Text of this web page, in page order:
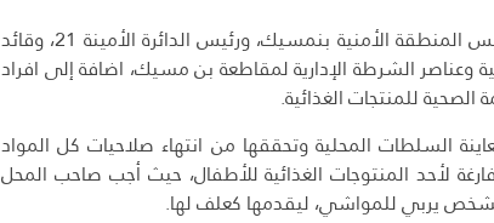
وأضاف نفس المصدر أنه انتقل إلى عين المكان رئيس المنطقة الأمنية بنمسيك، ورئيس الدائرة الأمينة 21، وقائد
والعلمية وعناصر الشرطة الإدارية لمقاطعة بن مسيك، اضافة إلى افراد
للمنتجات الغذائية.
المحلية وتحققها من انتهاء صلاحيات كل المواد
لأحد المنتوجات الغذائية للأطفال، حيث أجب صاحب المحل
يربي للمواشي، ليقدمها كعلف لها.